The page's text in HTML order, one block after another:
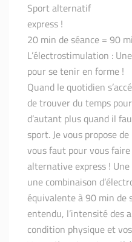
Sport alternatif
express !
20 min de séance = 90
L’électrostimulation :
pour se tenir en forme !
Quand le quotidien
de trouver du temps
d’autant plus quand il
sport. Je vous propose
vous faut pour vous
alternative express !
une combinaison
équivalente à 90 min de
entendu, l’intensité des
condition physique et